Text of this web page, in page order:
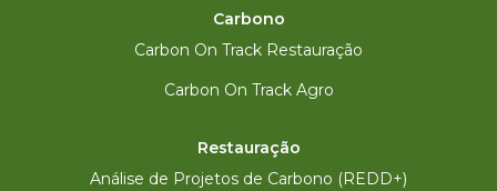
Carbono
Carbon On Track Restauração
Carbon On Track Agro
Restauração
Análise de Projetos de Carbono (REDD+)